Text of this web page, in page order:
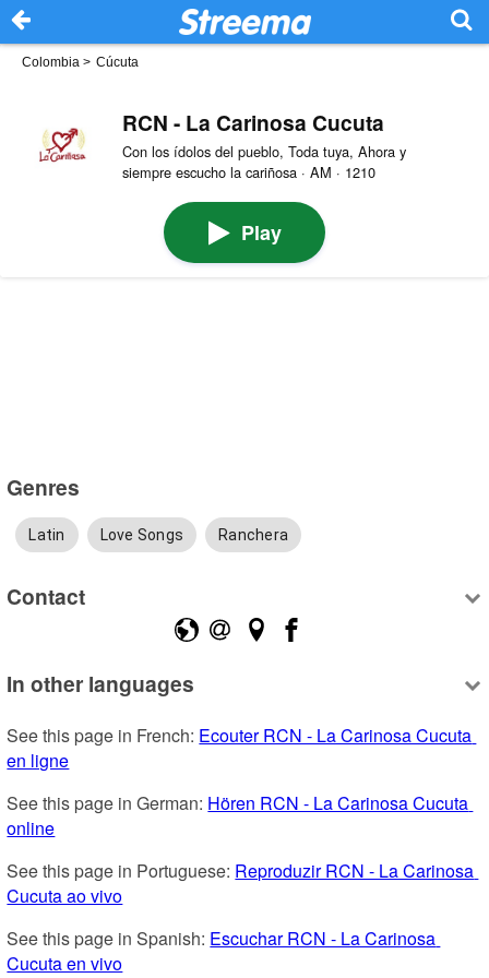
Colombia > Cúcuta
RCN - La Carinosa Cucuta
Con los ídolos del pueblo, Toda tuya, Ahora y
siempre escucho la cariñosa · AM · 1210
Play
Genres
Latin Love Songs Ranchera
Contact
In other languages
See this page in French: Ecouter RCN - La Carinosa Cucuta
en ligne
See this page in German: Hören RCN - La Carinosa Cucuta
online
See this page in Portuguese: Reproduzir RCN - La Carinosa
Cucuta ao vivo
See this page in Spanish: Escuchar RCN - La Carinosa
Cucuta en vivo